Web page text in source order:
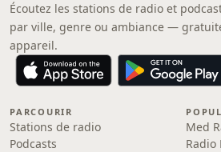
Écoutez les stations de radio et
par ville, genre ou ambiance —
appareil.
PARCOURIR
Stations de radio
Podcasts
Radio